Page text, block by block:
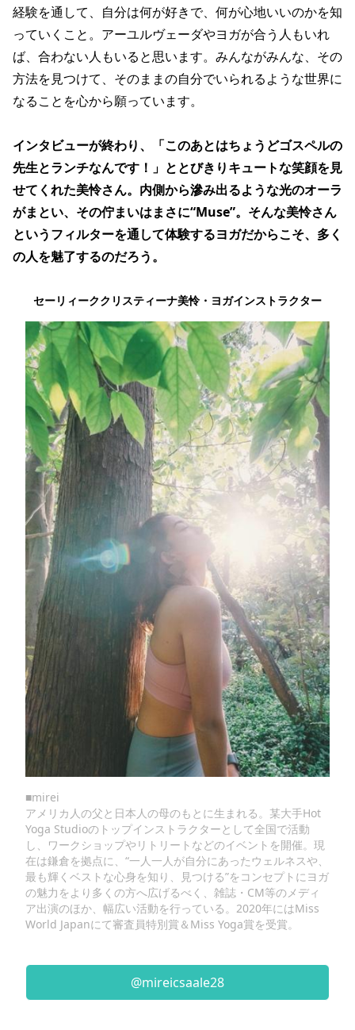
経験を通して、自分は何が好きで、何が心地いいのかを知
っていくこと。アーユルヴェーダやヨガが合う人もいれ
ば、合わない人もいると思います。みんながみんな、その
方法を見つけて、そのままの自分でいられるような世界に
なることを心から願っています。
インタビューが終わり、「このあとはちょうどゴスペルの
先生とランチなんです！」ととびきりキュートな笑顔を見
せてくれた美怜さん。内側から滲み出るような光のオーラ
がまとい、その佇まいはまさに“Muse”。そんな美怜さん
というフィルターを通して体験するヨガだからこそ、多く
の人を魅了するのだろう。
セーリィーククリスティーナ美怜・ヨガインストラクター
■mirei
アメリカ人の父と日本人の母のもとに生まれる。某大手Hot
Yoga Studioのトップインストラクターとして全国で活動
し、ワークショップやリトリートなどのイベントを開催。現
在は鎌倉を拠点に、“一人一人が自分にあったウェルネスや、
最も輝くベストな心身を知り、見つける”をコンセプトにヨガ
の魅力をより多くの方へ広げるべく、雑誌・CM等のメディ
ア出演のほか、幅広い活動を行っている。2020年にはMiss
World Japanにて審査員特別賞＆Miss Yoga賞を受賞。
@mireicsaale28